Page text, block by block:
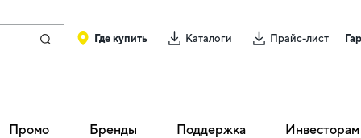
Где купить Каталоги Прайс-лист
Промо Бренды Поддержка Инвесторам